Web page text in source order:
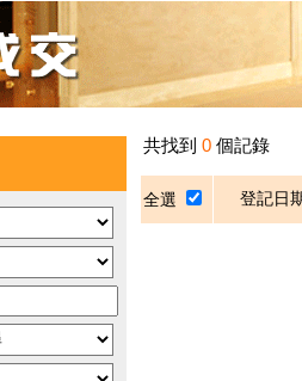
共找到 0 個記錄
全選 登記日